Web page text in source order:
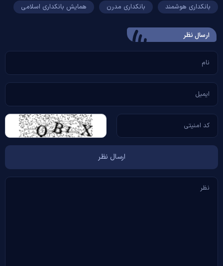
بانکداری هوشمند
بانکداری مدرن همایش بانکداری اسلامی
ارسال‌ نظر